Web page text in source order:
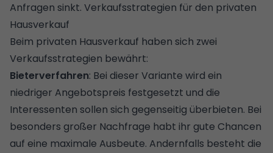
Anfragen sinkt. Verkaufsstrategien für den privaten
Hausverkauf
Beim privaten Hausverkauf haben sich zwei
Verkaufsstrategien bewährt:
Bieterverfahren: Bei dieser Variante wird ein
niedriger Angebotspreis festgesetzt und die
Interessenten sollen sich gegenseitig überbieten. Bei
besonders großer Nachfrage habt ihr gute Chancen
auf eine maximale Ausbeute. Andernfalls besteht die